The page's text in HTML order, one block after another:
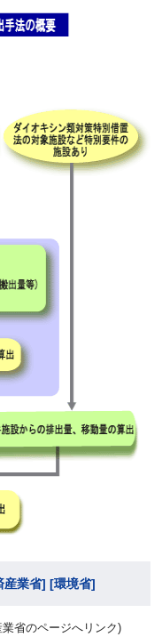
産業省] [環境省]
業省のページへリンク)